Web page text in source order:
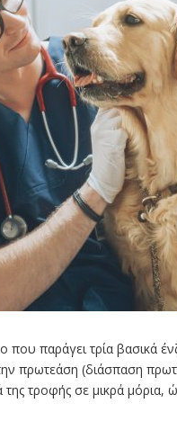
παράγει τρία βασικά
πρωτεάση (διάσπαση
της τροφής σε μικρά